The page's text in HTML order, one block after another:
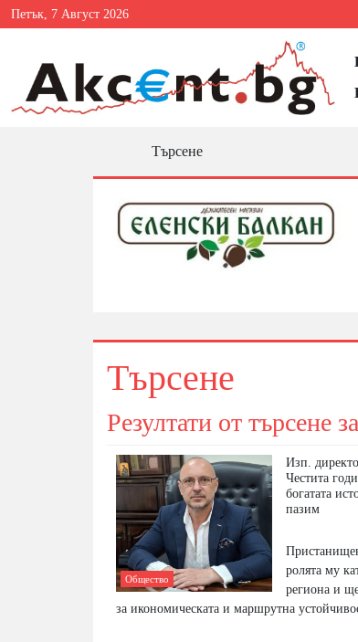
Петък, 7 Август 2026
Търсене
Търсене
Резултати от търсене
Общество
Изп.
Честита
богатата
пазим
ролята му
региона и
за икономическата и маршрутна